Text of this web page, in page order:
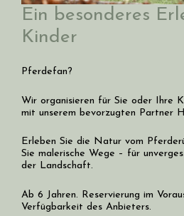
Ein besonderes
Kinder
Pferdefan?
Wir organisieren für Sie oder Ihre
mit unserem bevorzugten Partner
Erleben Sie die Natur vom
Sie malerische Wege – für
der Landschaft.
Ab 6 Jahren. Reservierung im
Verfügbarkeit des Anbieters.